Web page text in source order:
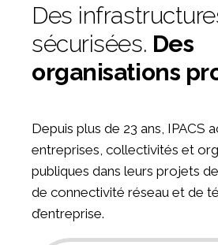
Des infrastructures
sécurisées. Des
organisations
Depuis plus de 23 ans, IPACS
entreprises, collectivités et
publiques dans leurs projets
de connectivité réseau et de
d’entreprise.